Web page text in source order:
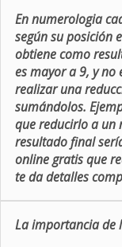
En numerologia
según su posición
obtiene como
es mayor a 9, y no
realizar una
sumándolos.
que reducirlo a un
resultado final
online gratis que
te da detalles
La importancia de